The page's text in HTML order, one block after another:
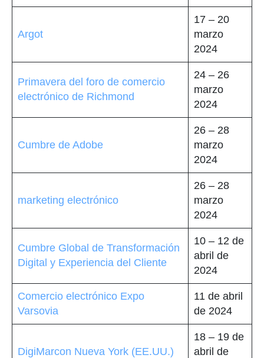
Argot
17 – 20
marzo
2024
Primavera del foro de comercio
electrónico de Richmond
24 – 26
marzo
2024
Cumbre de Adobe
26 – 28
marzo
2024
marketing electrónico
26 – 28
marzo
2024
Cumbre Global de Transformación
Digital y Experiencia del Cliente
10 – 12 de
abril de
2024
Comercio electrónico Expo
Varsovia
11 de abril
de 2024
DigiMarcon Nueva York (EE.UU.)
18 – 19 de
abril de